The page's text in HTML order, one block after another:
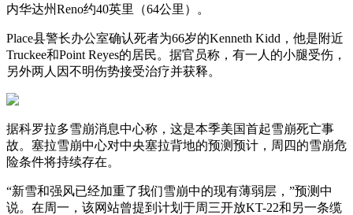
内华达州Reno约40英里（64公里）。
Place县警长办公室确认死者为66岁的Kenneth Kidd，他是附近
Truckee和Point Reyes的居民。据官员称，有一人的小腿受伤，
另外两人因不明伤势接受治疗并获释。
据科罗拉多雪崩消息中心称，这是本季美国首起雪崩死亡事
故。塞拉雪崩中心对中央塞拉背地的预测预计，周四的雪崩危
险条件将持续存在。
“新雪和强风已经加重了我们雪崩中的现有薄弱层，”预测中
说。在周一，该网站曾提到计划于周三开放KT-22和另一条缆